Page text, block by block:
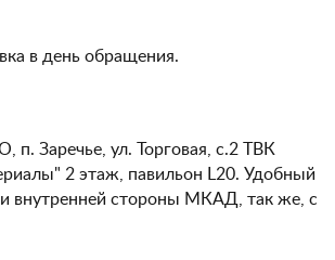
в день обращения.
Заречье, ул. Торговая, с.2 ТВК
2 этаж, павильон L20. Удобный
и внутренней стороны МКАД, так же, с